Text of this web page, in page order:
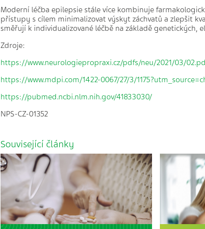
Moderní léčba epilepsie stále více kombinuje
přístupy s cílem minimalizovat výskyt záchvatů a zlepšit
směřují k individualizované léčbě na základě genetických,
Zdroje:
https://www.neurologiepropraxi.cz/pdfs/neu/2021/03/
https://www.mdpi.com/1422-0067/27/3/
https://pubmed.ncbi.nlm.nih.gov/41833030/
NPS-CZ-01352
Související články